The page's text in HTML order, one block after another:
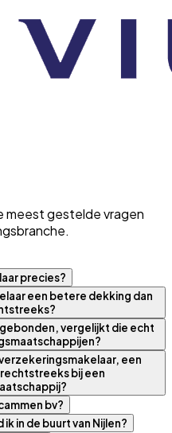
meest gestelde vragen
precies?
een betere dekking dan
vergelijkt die echt
een
bij een
bv?
in de buurt van Nijlen?